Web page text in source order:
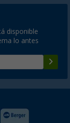
disponible
lo antes